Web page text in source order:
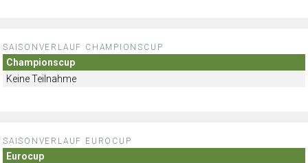
SAISONVERLAUF CHAMPIONSCUP
Championscup
Keine Teilnahme
SAISONVERLAUF EUROCUP
Eurocup